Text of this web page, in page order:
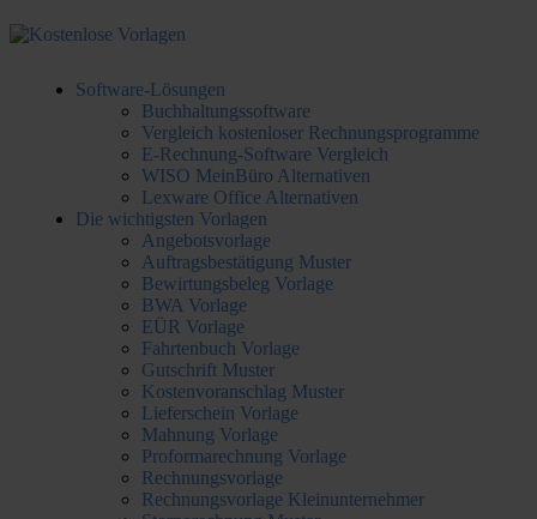
Software-Lösungen
Buchhaltungssoftware
Vergleich kostenloser Rechnungsprogramme
E-Rechnung-Software Vergleich
WISO MeinBüro Alternativen
Lexware Office Alternativen
Die wichtigsten Vorlagen
Angebotsvorlage
Auftragsbestätigung Muster
Bewirtungsbeleg Vorlage
BWA Vorlage
EÜR Vorlage
Fahrtenbuch Vorlage
Gutschrift Muster
Kostenvoranschlag Muster
Lieferschein Vorlage
Mahnung Vorlage
Proformarechnung Vorlage
Rechnungsvorlage
Rechnungsvorlage Kleinunternehmer